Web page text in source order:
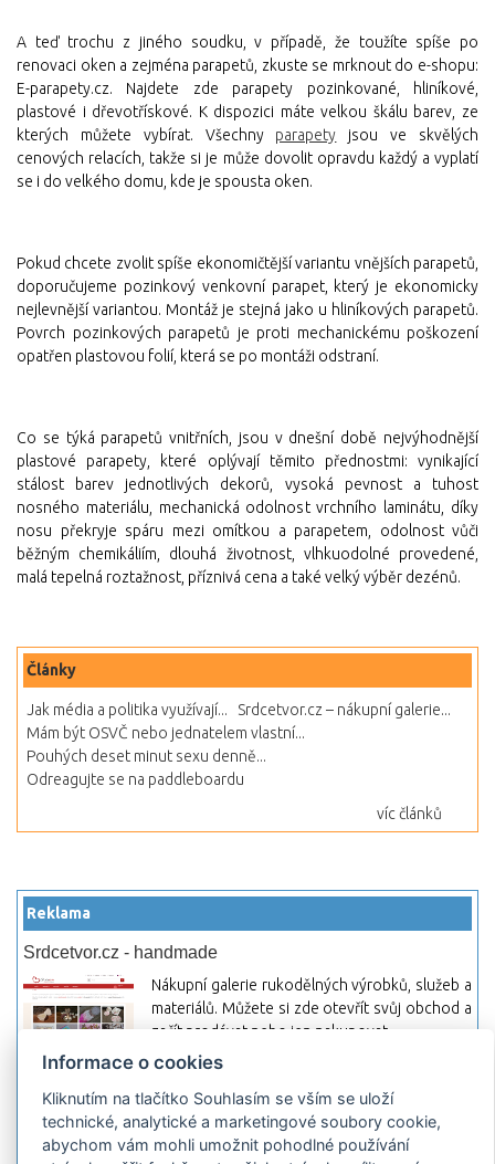
A teď trochu z jiného soudku, v případě, že toužíte spíše po
renovaci oken a zejména parapetů, zkuste se mrknout do e-shopu:
E-parapety.cz. Najdete zde parapety pozinkované, hliníkové,
plastové i dřevotřískové. K dispozici máte velkou škálu barev, ze
kterých můžete vybírat. Všechny parapety jsou ve skvělých
cenových relacích, takže si je může dovolit opravdu každý a vyplatí
se i do velkého domu, kde je spousta oken.
Pokud chcete zvolit spíše ekonomičtější variantu vnějších parapetů,
doporučujeme pozinkový venkovní parapet, který je ekonomicky
nejlevnější variantou. Montáž je stejná jako u hliníkových parapetů.
Povrch pozinkových parapetů je proti mechanickému poškození
opatřen plastovou folií, která se po montáži odstraní.
Co se týká parapetů vnitřních, jsou v dnešní době nejvýhodnější
plastové parapety, které oplývají těmito přednostmi: vynikající
stálost barev jednotlivých dekorů, vysoká pevnost a tuhost
nosného materiálu, mechanická odolnost vrchního laminátu, díky
nosu překryje spáru mezi omítkou a parapetem, odolnost vůči
běžným chemikáliím, dlouhá životnost, vlhkuodolné provedené,
malá tepelná roztažnost, příznivá cena a také velký výběr dezénů.
Články
Jak média a politika využívají...
Srdcetvor.cz – nákupní galerie...
Mám být OSVČ nebo jednatelem vlastní...
Pouhých deset minut sexu denně...
Odreagujte se na paddleboardu
víc článků
Reklama
Srdcetvor.cz - handmade
Nákupní galerie rukodělných výrobků, služeb a
materiálů. Můžete si zde otevřít svůj obchod a
začít prodávat nebo jen nakupovat.
Hledej-hosting.cz - webhosting, VPS
hosting
Přehled webhostingových, multihosting a VPS
hosting programů s možností jejich
Informace o cookies
Kliknutím na tlačítko Souhlasím se vším se uloží
technické, analytické a marketingové soubory cookie,
abychom vám mohli umožnit pohodlné používání